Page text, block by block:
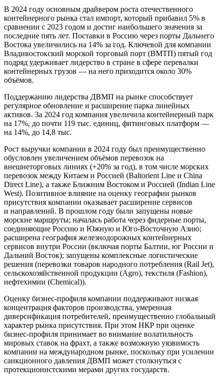
В 2024 году основным драйвером роста отечественного
контейнерного рынка стал импорт, который прибавил 5% в
сравнении с 2023 годом и достиг наибольшего значения за
последние пять лет. Поставки в Россию через порты Дальнего
Востока увеличились на 14% за год. Ключевой для компании
Владивостокский морской торговый порт (ВМТП) пятый год
подряд удерживает лидерство в стране в сфере перевалки
контейнерных грузов — на него приходится около 30%
объёмов.
Поддержанию лидерства ДВМП на рынке способствует
регулярное обновление и расширение парка линейных
активов. За 2024 год компания увеличила контейнерный парк
на 17%, до почти 119 тыс. единиц, фитинговых платформ —
на 14%, до 14,8 тыс.
Рост выручки компании в 2024 году был преимущественно
обусловлен увеличением объёмов перевозок на
внешнеторговых линиях (+20% за год), в том числе морских
перевозок между Китаем и Россией (Baltorient Line и China
Direct Line), а также Ближним Востоком и Россией (Indian Line
West). Позитивное влияние на оценку географии рынков
присутствия компании оказывает расширение сервисов
и направлений. В прошлом году были запущены новые
морские маршруты; началась работа через фидерные порты,
соединяющие Россию и Южную и Юго-Восточную Азию;
расширена география железнодорожных контейнерных
сервисов внутри России (включая порты Балтии, юг России и
Дальний Восток); запущены комплексные логистические
решения (перевозки товаров народного потребления (Rail Jet),
сельскохозяйственной продукции (Agro), текстиля (Fashion),
нефтехимии (Chemical)).
Оценку бизнес-профиля компании поддерживают низкая
концентрация факторов производства, умеренная
диверсификация потребителей, преимущественно глобальный
характер рынка присутствия. При этом НКР при оценке
бизнес-профиля принимает во внимание волатильность
мировых ставок на фрахт, а также возможную уязвимость
компании на международном рынке, поскольку при усилении
санкционного давления ДВМП может столкнуться с
протекционистскими мерами других государств.